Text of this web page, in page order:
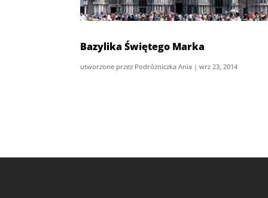
Bazylika Świętego Marka
utworzone przez Podróżniczka Ania |wrz 23, 2014